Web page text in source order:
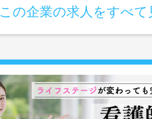
この企業の求人をすべて